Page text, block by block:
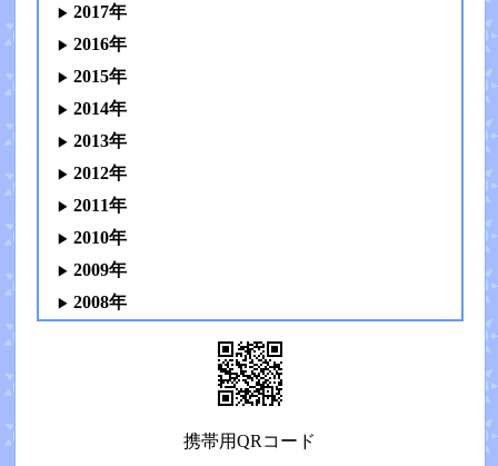
2017年
2016年
2015年
2014年
2013年
2012年
2011年
2010年
2009年
2008年
携帯用QRコード